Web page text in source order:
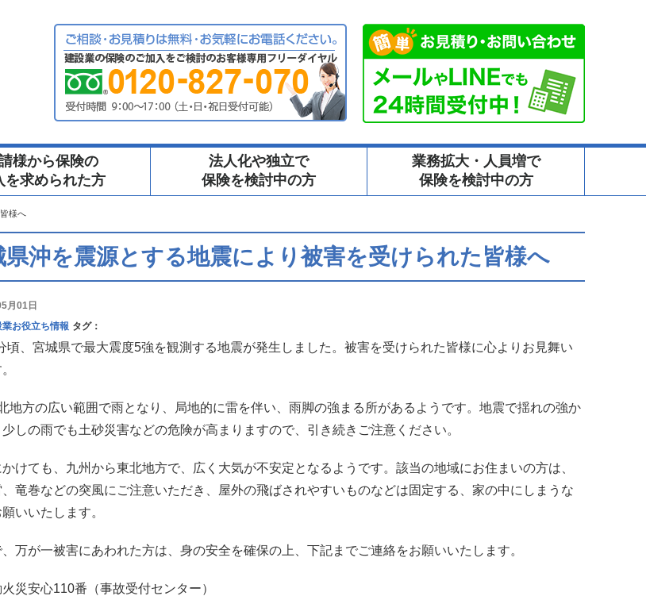
様から保険の
を求められた方
法人化や独立で
保険を検討中の方
業務拡大・人員増で
保険を検討中の方
様へ
県沖を震源とする地震により被害を受けられた皆様へ
月01日
業お役立ち情報 タグ：
頃、宮城県で最大震度5強を観測する地震が発生しました。被害を受けられた皆様に心よりお見舞い
地方の広い範囲で雨となり、局地的に雷を伴い、雨脚の強まる所があるようです。地震で揺れの強か
しの雨でも土砂災害などの危険が高まりますので、引き続きご注意ください。
けても、九州から東北地方で、広く大気が不安定となるようです。該当の地域にお住まいの方は、
竜巻などの突風にご注意いただき、屋外の飛ばされやすいものなどは固定する、家の中にしまうな
いいたします。
万が一被害にあわれた方は、身の安全を確保の上、下記までご連絡をお願いいたします。
災安心110番（事故受付センター）